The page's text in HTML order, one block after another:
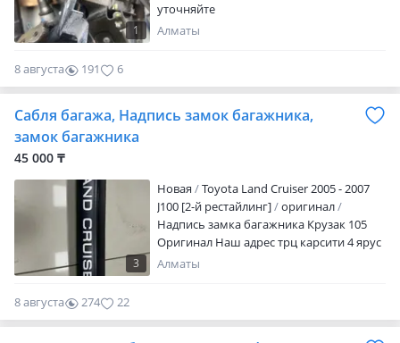
1
уточняйте
Алматы
8 августа 191 6
Сабля багажа, Надпись замок багажника,
замок багажника
45 000 ₸
3
Новая
Toyota Land Cruiser 2005 - 2007
J100 [2-й рестайлинг]
оригинал
Надпись замка багажника Крузак 105
Оригинал Наш адрес трц карсити 4 ярус
193 бутик
Алматы
8 августа 274 22